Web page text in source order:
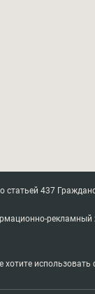
437
использовать